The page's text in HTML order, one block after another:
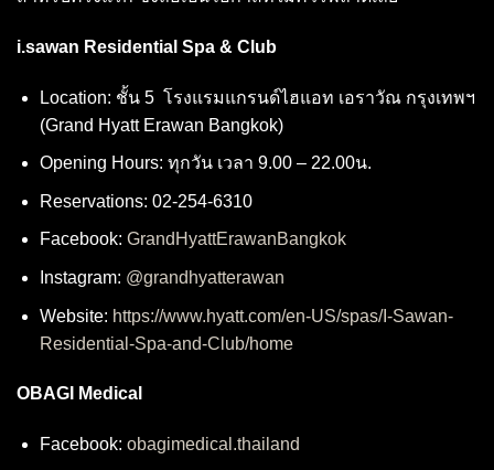
i.sawan Residential Spa & Club
Location: ชั้น 5 โรงแรมแกรนด์ไฮแอท เอราวัณ กรุงเทพฯ
(Grand Hyatt Erawan Bangkok)
Opening Hours: ทุกวัน เวลา 9.00 – 22.00น.
Reservations: 02-254-6310
Facebook: GrandHyattErawanBangkok
Instagram: @grandhyatterawan
Website: https://www.hyatt.com/en-US/spas/I-Sawan-
Residential-Spa-and-Club/home
OBAGI Medical
Facebook: obagimedical.thailand